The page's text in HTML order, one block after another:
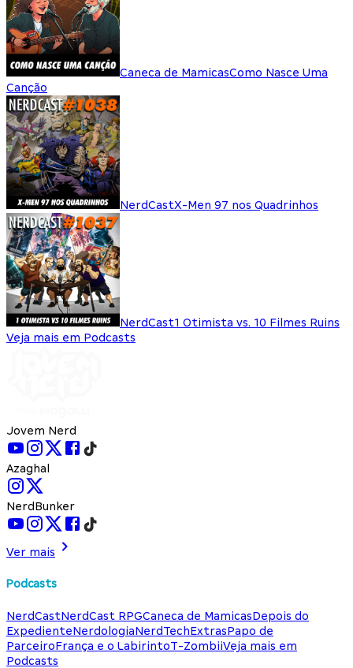
Caneca de MamicasComo Nasce Uma
Canção
NerdCastX-Men 97 nos Quadrinhos
NerdCast1 Otimista vs. 10 Filmes Ruins
Veja mais em Podcasts
Jovem Nerd
Azaghal
NerdBunker
Ver mais
Podcasts
NerdCastNerdCast RPGCaneca de MamicasDepois do
ExpedienteNerdologiaNerdTechExtrasPapo de
ParceiroFrança e o LabirintoT-ZombiiVeja mais em
Podcasts